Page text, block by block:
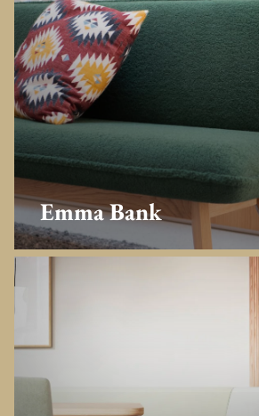
Emma Bank